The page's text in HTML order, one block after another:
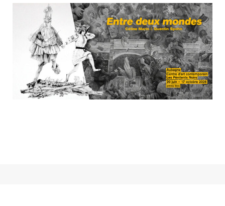
20 Sam
Juin
2026
Céline Marin et Quentin Spohn à